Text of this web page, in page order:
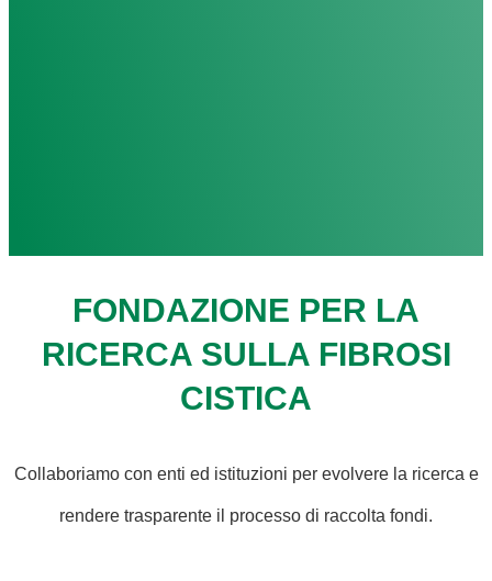
FONDAZIONE PER LA
RICERCA SULLA FIBROSI
CISTICA
Collaboriamo con enti ed istituzioni per evolvere la ricerca e
rendere trasparente il processo di raccolta fondi.